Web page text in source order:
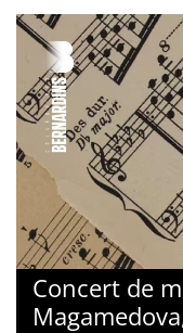
Concert de